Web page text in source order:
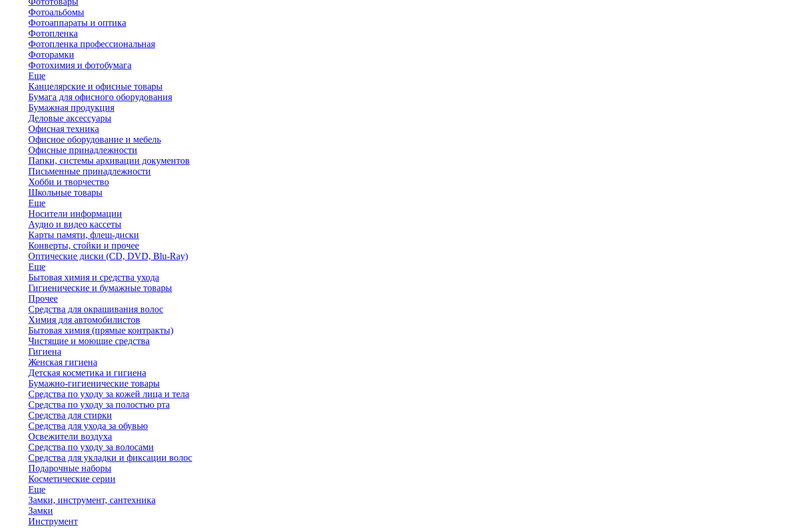
Фотоальбомы
Фотоаппараты и оптика
Фотопленка
Фотопленка профессиональная
Фоторамки
Фотохимия и фотобумага
Еще
Канцелярские и офисные товары
Бумага для офисного оборудования
Бумажная продукция
Деловые аксессуары
Офисная техника
Офисное оборудование и мебель
Офисные принадлежности
Папки, системы архивации документов
Письменные принадлежности
Хобби и творчество
Школьные товары
Еще
Носители информации
Аудио и видео кассеты
Карты памяти, флеш-диски
Конверты, стойки и прочее
Оптические диски (CD, DVD, Blu-Ray)
Еще
Бытовая химия и средства ухода
Гигиенические и бумажные товары
Прочее
Средства для окрашивания волос
Химия для автомобилистов
Бытовая химия (прямые контракты)
Чистящие и моющие средства
Гигиена
Женская гигиена
Детская косметика и гигиена
Бумажно-гигиенические товары
Средства по уходу за кожей лица и тела
Средства по уходу за полостью рта
Средства для стирки
Средства для ухода за обувью
Освежители воздуха
Средства по уходу за волосами
Средства для укладки и фиксации волос
Подарочные наборы
Косметические серии
Еще
Замки, инструмент, сантехника
Замки
Инструмент